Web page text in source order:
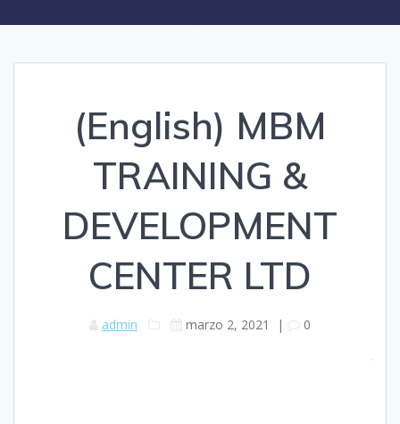
(English) MBM
TRAINING &
DEVELOPMENT
CENTER LTD
admin marzo 2, 2021 | 0